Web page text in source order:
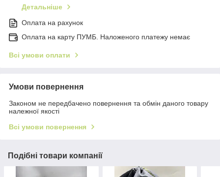
Детальніше
Оплата на рахунок
Оплата на карту ПУМБ. Наложеного платежу немає
Всі умови оплати
Умови повернення
Законом не передбачено повернення та обмін даного товару
належної якості
Всі умови повернення
Подібні товари компанії